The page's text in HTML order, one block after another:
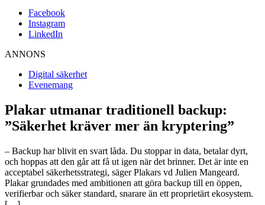
Facebook
Instagram
LinkedIn
ANNONS
Digital säkerhet
Evenemang
Plakar utmanar traditionell backup:
”Säkerhet kräver mer än kryptering”
– Backup har blivit en svart låda. Du stoppar in data, betalar dyrt,
och hoppas att den går att få ut igen när det brinner. Det är inte en
acceptabel säkerhetsstrategi, säger Plakars vd Julien Mangeard.
Plakar grundades med ambitionen att göra backup till en öppen,
verifierbar och säker standard, snarare än ett proprietärt ekosystem.